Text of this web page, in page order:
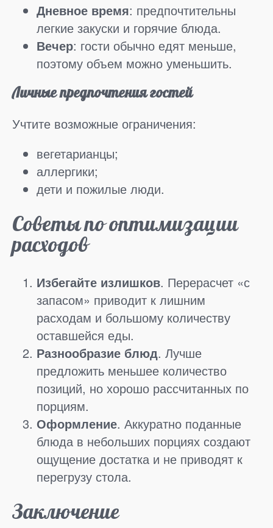
Дневное время: предпочтительны
легкие закуски и горячие блюда.
Вечер: гости обычно едят меньше,
поэтому объем можно уменьшить.
Личные предпочтения гостей
Учтите возможные ограничения:
вегетарианцы;
аллергики;
дети и пожилые люди.
Советы по оптимизации
расходов
Избегайте излишков. Перерасчет «с
запасом» приводит к лишним
расходам и большому количеству
оставшейся еды.
Разнообразие блюд. Лучше
предложить меньшее количество
позиций, но хорошо рассчитанных по
порциям.
Оформление. Аккуратно поданные
блюда в небольших порциях создают
ощущение достатка и не приводят к
перегрузу стола.
Заключение